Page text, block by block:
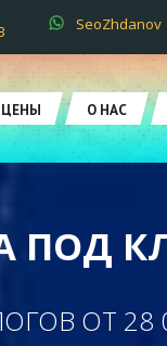
SeoZhdanov
ЦЕНЫ О НАС
ПОД
ОТ 28